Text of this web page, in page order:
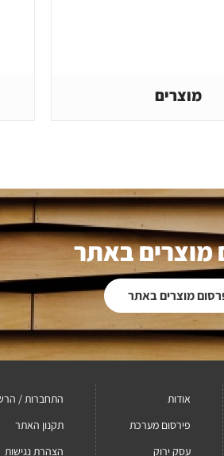
מוצרים
מוצרים באתר
מוצרים באתר
אודות
פירסום מערכת
עסק ירוק
התחברות /
תקנון האתר
הצהרת נגישות